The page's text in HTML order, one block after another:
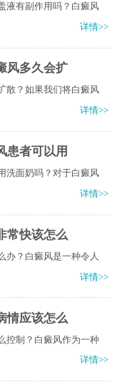
液有副作用吗？白癜风
详情>>
风多久会扩
散？如果我们将白癜风
详情>>
患者可以用
洗面奶吗？对于白癜风
详情>>
常快该怎么
办？白癜风是一种令人
详情>>
情应该怎么
控制？白癜风作为一种
详情>>